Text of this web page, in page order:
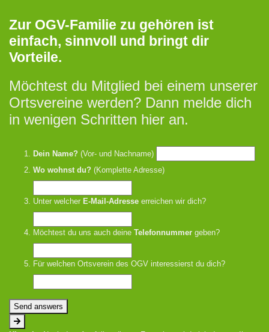
Zur OGV-Familie zu gehören ist
einfach, sinnvoll und bringt dir
Vorteile.
Möchtest du Mitglied bei einem unserer
Ortsvereine werden? Dann melde dich
in wenigen Schritten hier an.
Dein Name? (Vor- und Nachname)
Wo wohnst du? (Komplette Adresse)
Unter welcher E-Mail-Adresse erreichen wir dich?
Möchtest du uns auch deine Telefonnummer geben?
Für welchen Ortsverein des OGV interessierst du dich?
Send answers